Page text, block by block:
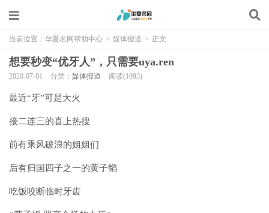
当前位置： 华夏名网帮助中心 > 媒体报道 > 正文
想要秒变“优牙人”，只需要uya.ren
2020-07-01 分类： 媒体报道 阅读(1093)
最近“牙”可是大火
接二连三的喜上热搜
前有乘风破浪的姐姐们
后有归国四子之一的黄子韬
吃饭咬断临时牙齿